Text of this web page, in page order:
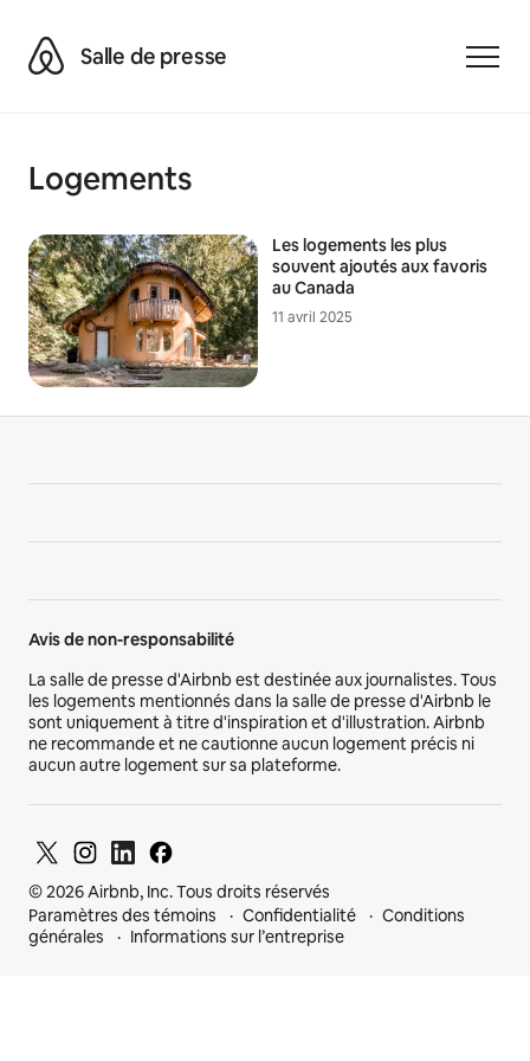
AirbnbSalle de presse
Logements
Les logements les plus
souvent ajoutés aux favoris
au Canada
11 avril 2025
Avis de non-responsabilité
La salle de presse d'Airbnb est destinée aux journalistes. Tous
les logements mentionnés dans la salle de presse d'Airbnb le
sont uniquement à titre d'inspiration et d'illustration. Airbnb
ne recommande et ne cautionne aucun logement précis ni
aucun autre logement sur sa plateforme.
© 2026 Airbnb, Inc. Tous droits réservés
Paramètres des témoins
Confidentialité
Conditions
générales
Informations sur l’entreprise